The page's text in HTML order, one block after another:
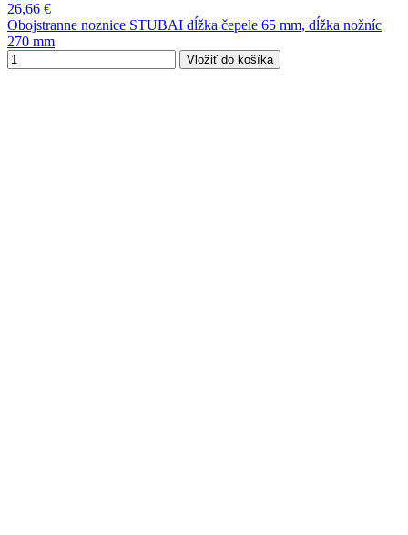
26,66 €
Obojstranne noznice STUBAI dĺžka čepele 65 mm, dĺžka nožníc
270 mm
Vložiť do košíka